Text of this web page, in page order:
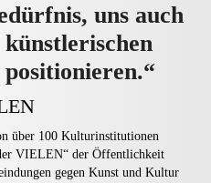
uns auch
über 100 Kulturinstitutionen
VIELEN“ der Öffentlichkeit
gegen Kunst und Kultur